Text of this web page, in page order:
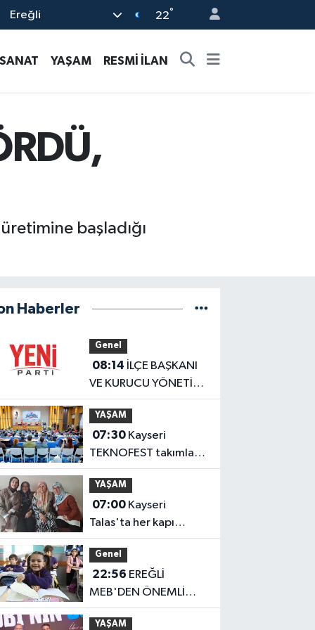
Ereğli 22°
YAŞAM RESMİ İLAN
başladığı
Haberler
Genel
08:14
VE KURUCU YÖNETİM
BELLİ OLDU
YAŞAM
07:30
TEKNOFEST takımları
Başkan Büyükkılıç'la
buluştu
YAŞAM
07:00
Talas'ta her kapı
çalınıyor
Genel
22:56
MEB'DEN ÖNEMLİ
AÇIKLAMA
YAŞAM